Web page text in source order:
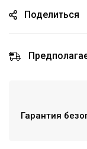
Поделиться
Гарантия